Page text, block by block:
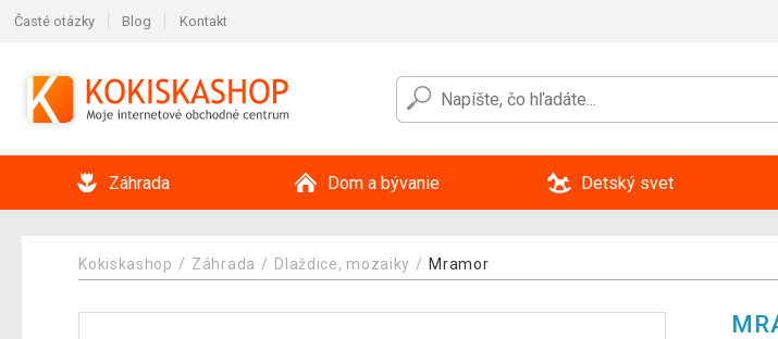
Časté otázky Blog Kontakt
Záhrada Dom a bývanie Detský svet
Kokiskashop Záhrada Dlaždice, mozaiky Mramor